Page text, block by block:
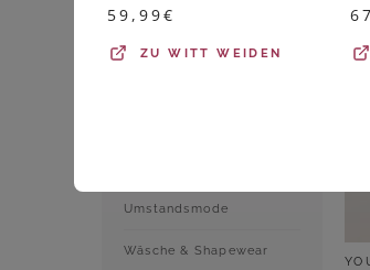
Umstandsmode
Wäsche & Shapewear
59,99€
ZUWITT WEIDEN